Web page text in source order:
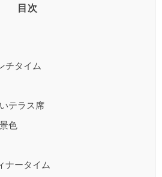
目次
チタイム
テラス席
色
ナータイム